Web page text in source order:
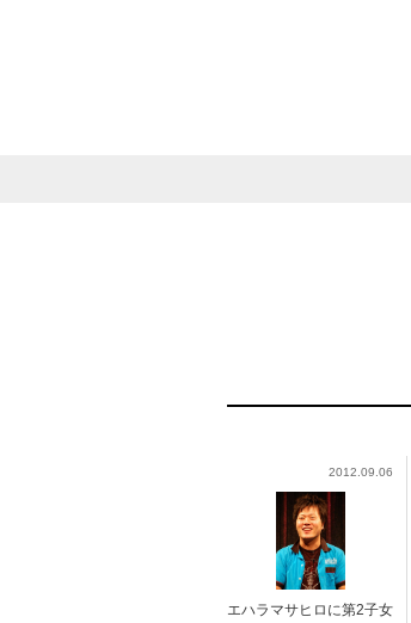
2012.09.06
エハラマサヒロに第2子女